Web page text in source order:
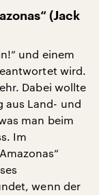
(Jack
und einem
wird.
Dabei wollte
aus Land- und
man beim
Im
wenn der